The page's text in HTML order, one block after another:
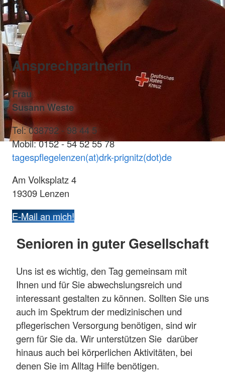
Ansprechpartnerin
Frau
Susann Weste
Tel: 038792 - 98 44 5
Mobil: 0152 - 54 52 55 78
tagespflegelenzen(at)drk-prignitz(dot)de
Am Volksplatz 4
19309 Lenzen
E-Mail an mich!
Senioren in guter Gesellschaft
Uns ist es wichtig, den Tag gemeinsam mit
Ihnen und für Sie abwechslungsreich und
interessant gestalten zu können. Sollten Sie uns
auch im Spektrum der medizinischen und
pflegerischen Versorgung benötigen, sind wir
gern für Sie da. Wir unterstützen Sie darüber
hinaus auch bei körperlichen Aktivitäten, bei
denen Sie im Alltag Hilfe benötigen.